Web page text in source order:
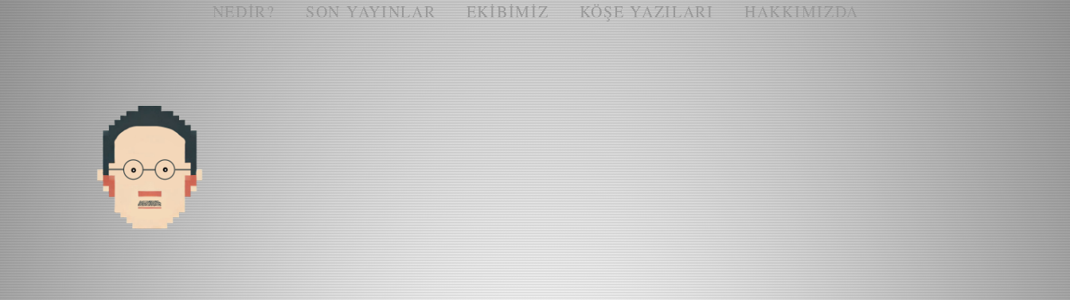
NEDIR? SON YAYINLAR EKIBIMIZ KÖŞE YAZILARI HAKKIMIZDA